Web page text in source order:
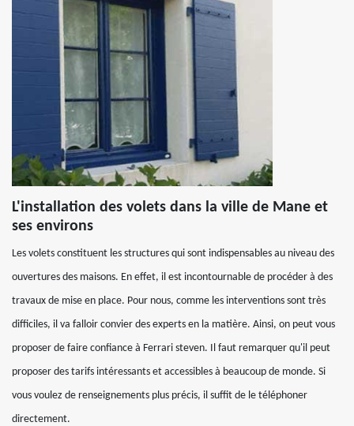
L'installation des volets dans la ville de Mane et
ses environs
Les volets constituent les structures qui sont indispensables au niveau des
ouvertures des maisons. En effet, il est incontournable de procéder à des
travaux de mise en place. Pour nous, comme les interventions sont très
difficiles, il va falloir convier des experts en la matière. Ainsi, on peut vous
proposer de faire confiance à Ferrari steven. Il faut remarquer qu'il peut
proposer des tarifs intéressants et accessibles à beaucoup de monde. Si
vous voulez de renseignements plus précis, il suffit de le téléphoner
directement.